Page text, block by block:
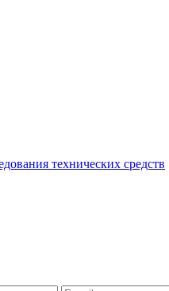
технических средств